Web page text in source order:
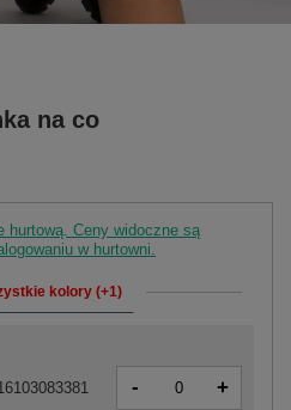
na co
hurtową. Ceny widoczne są
w hurtowni.
kolory (+1)
- +